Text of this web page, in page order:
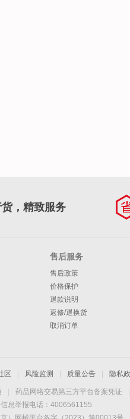
，精致服务
售后服务
售后政策
价格保护
退款说明
返修/退换货
取消订单
区 风险监测 质量公告 隐私
药品网络交易第三方平台备案凭证
息举报电话：4006561155